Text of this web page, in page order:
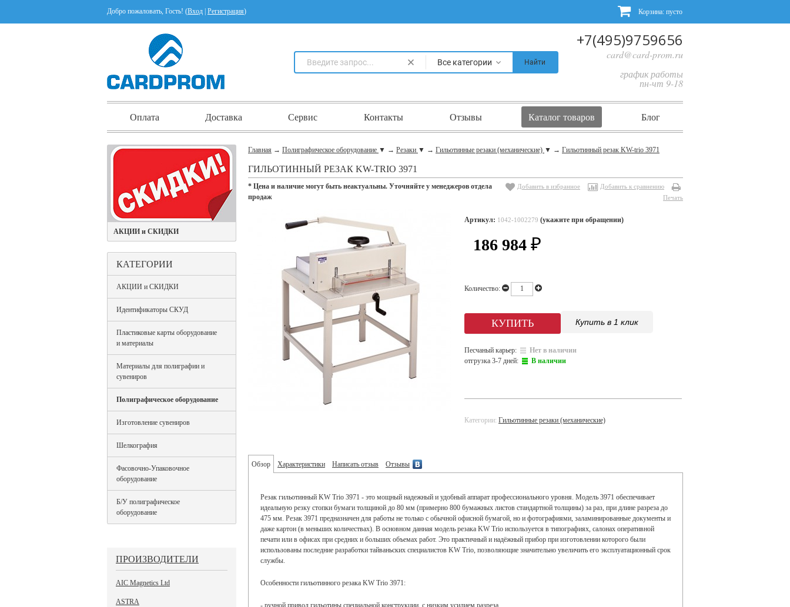
Добро пожаловать, Гость! (Вход Регистрация) Корзина: пусто
Все категории Найти
+7(495)9759656
card@card-prom.ru
график работы
пн-чт 9-18
Оплата Доставка Сервис Контакты Отзывы Каталог товаров Блог
АКЦИИ и СКИДКИ
КАТЕГОРИИ
АКЦИИ и СКИДКИ
Идентификаторы СКУД
Пластиковые карты оборудование
и материалы
Материалы для полиграфии и
сувениров
Полиграфическое оборудование
Изготовление сувениров
Шелкография
Фасовочно-Упаковочное
оборудование
Б/У полиграфическое
оборудование
ПРОИЗВОДИТЕЛИ
AIC Magnetics Ltd
ASTRA
Главная → Полиграфическое оборудование ▼ → Резаки ▼ → Гильотинные резаки (механические) ▼ → Гильотинный резак KW-trio 3971
ГИЛЬОТИННЫЙ РЕЗАК KW-TRIO 3971
* Цена и наличие могут быть неактуальны. Уточняйте у менеджеров отдела
продаж
Добавить в избранное
Добавить к сравнению
Печать
Артикул: 1042-1002279 (укажите при обращении)
186 984 ₽
Количество:
Купить в 1 клик
Песчаный карьер:
Нет в наличии
отгрузка 3-7 дней:
В наличии
Категории: Гильотинные резаки (механические)
Обзор Характеристики Написать отзыв Отзывы
Резак гильотинный KW Trio 3971 - это мощный надежный и удобный аппарат профессионального уровня. Модель 3971 обеспечивает
идеальную резку стопки бумаги толщиной до 80 мм (примерно 800 бумажных листов стандартной толщины) за раз, при длине разреза до
475 мм. Резак 3971 предназначен для работы не только с обычной офисной бумагой, но и фотографиями, заламинированные документы и
даже картон (в меньших количествах). В основном данная модель резака KW Trio используется в типографиях, салонах оперативной
печати или в офисах при средних и больших объемах работ. Это практичный и надёжный прибор при изготовлении которого были
использованы последние разработки тайваньских специалистов KW Trio, позволяющие значительно увеличить его эксплуатационный срок
службы.
Особенности гильотинного резака KW Trio 3971:
- ручной привод гильотины специальной конструкции, с низким усилием разреза